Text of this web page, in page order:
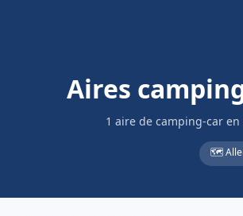
Aires
1 aire de camping-car
🗺️